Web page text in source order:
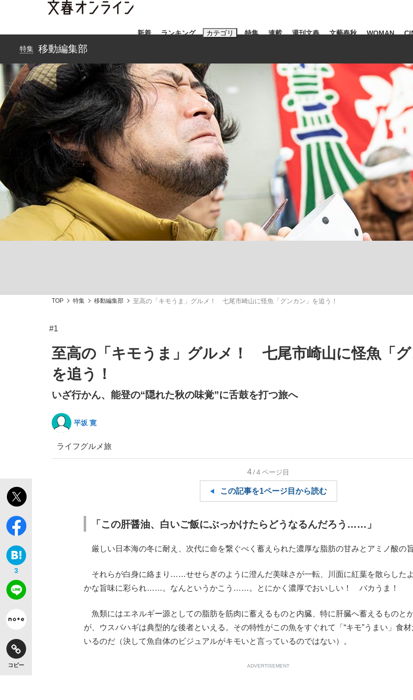
新着 ランキング カテゴリ
「キオクシアの投資の桁は一つ多くてもいい」時価総額が一時トヨタ超え...
《VIVANT》頼れる相棒・ドラムが認めた“照ノ富士に激怒され... 《BTS厳戒
特集
終戦から81年 日
連載 週刊文春 文藝春秋 WOMAN
おすすめのキーワードタグ一覧
#藤田晋 #三山凌輝 #高市早苗 #後藤真希 #森岡毅 #城彰二
#玉木雄一郎
#亀和田武
特集 移動編集部
TOP 特集 移動編集部 至高の「キモうま」グルメ！ 七尾市崎山に怪魚「グンカン」を追う！
#1
至高の「キモうま」グルメ！ 七尾市崎山に怪魚「グ
を追う！
いざ行かん、能登の“隠れた秋の味覚”に舌鼓を打つ旅へ
平坂 寛
ライフグルメ旅
3
コピー
4/4ページ目
この記事を1ページ目から読む
「この肝醤油、白いご飯にぶっかけたらどうなるんだろう……」
厳しい日本海の冬に耐え、次代に命を繋ぐべく蓄えられた濃厚な脂肪の甘みとアミノ酸の旨
それらが白身に絡まり……せせらぎのように澄んだ美味さが一転、川面に紅葉を散らした
かな旨味に彩られ……。なんというかこう……。とにかく濃厚でおいしい！ バカうま！
魚類にはエネルギー源としての脂肪を筋肉に蓄えるものと内臓、特に肝臓へ蓄えるものと
が、ウスバハギは典型的な後者といえる。その特性がこの魚をすぐれて「“キモ”うまい」食
いるのだ（決して魚自体のビジュアルがキモいと言っているのではない）。
ADVERTISEMENT